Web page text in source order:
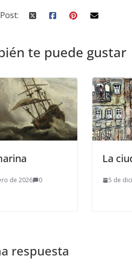
te puede gustar
de 2026 0
La
5 de
respuesta